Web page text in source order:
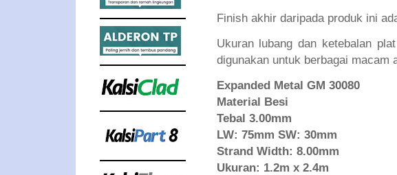
Finish akhir daripada produk ini
Ukuran lubang dan ketebalan
digunakan untuk berbagai
Expanded Metal GM 30080
Material Besi
Tebal 3.00mm
LW: 75mm SW: 30mm
Strand Width: 8.00mm
Ukuran: 1.2m x 2.4m